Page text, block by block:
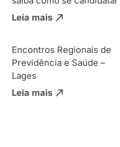
Leia mais
Encontros Regionais de
Previdência e Saúde –
Lages
Leia mais